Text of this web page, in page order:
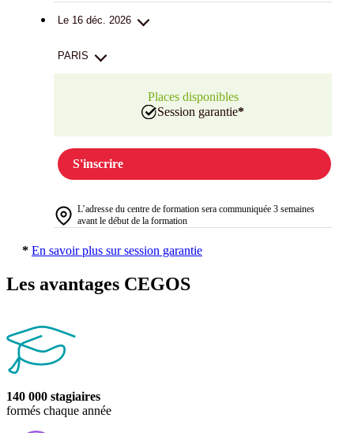
Le 16 déc. 2026
PARIS
Places disponibles
Session garantie*
S'inscrire
L’adresse du centre de formation sera communiquée 3 semaines
avant le début de la formation
* En savoir plus sur session garantie
Les avantages CEGOS
140 000 stagiaires
formés chaque année